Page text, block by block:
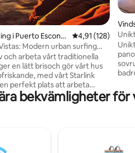
betyg, 329 omdömen
i Puerto Escondi
4,91 av 5 i
4,91 (128)
Modern urban surfing
och arbeta vårt traditionella
en lätt brisoch gör vårt hus
med vårt Starlink
perfekt plats att arbeta
natur Njut av att leva
och hållbart med en
marknaden, hemlagad taco
ido
med
bekvämligheter för